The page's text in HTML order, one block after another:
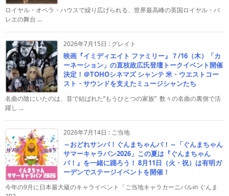
ロイヤル・オペラ・ハウスで繰り広げられる、世界最高峰の英国ロイヤル・バ
レエの舞台 ...
2026年7月15日 : グレイト
映画『イミディエイト ファミリー』７/16（木）「カ
ーネーション」の直枝政広氏登壇トークイベント開催
決定！＠TOHOシネマズ シャンテ 米・ウエストコー
スト・サウンドを支えたミュージシャンたち
名曲の陰にいたのは、音で結ばれた“もうひとつの家族” 数々の名曲の裏側で活
躍し ...
2026年7月14日 : ご当地
～おどれサンバ！ぐんまちゃんバ！～「ぐんまちゃん
サマーキャラバン2026」この夏は『ぐんまちゃん
バ！』を一緒に踊ろう！ 8月11日（火・祝）は有明ガ
ーデンでステージイベントを開催！
今年の9月に日本最大級のキャライベント「ご当地キャラカーニバルin ぐんま